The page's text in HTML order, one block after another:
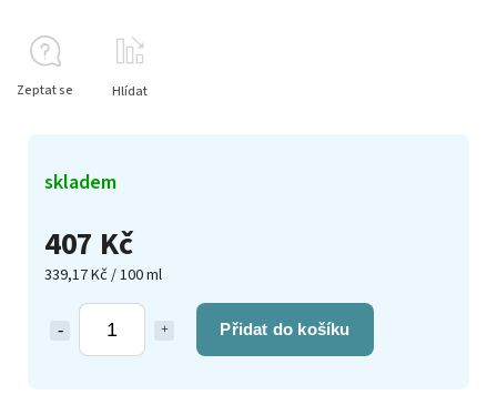
407 Kč
339,17 Kč / 100 ml
Přidat do košíku
skladem
Zeptat se Hlídat